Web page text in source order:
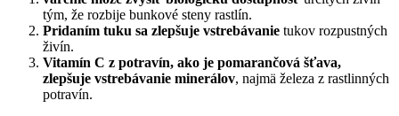
tým, že rozbije bunkové steny rastlín.
Pridaním tuku sa zlepšuje vstrebávanie tukov rozpustných
živín.
Vitamín C z potravín, ako je pomarančová šťava,
zlepšuje vstrebávanie minerálov, najmä železa z rastlinných
potravín.